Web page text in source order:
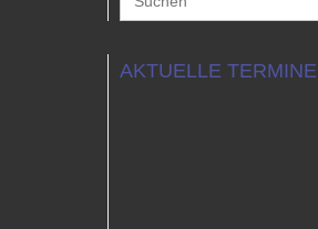
AKTUELLE TERMINE